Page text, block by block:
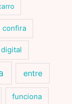
confira
digital
entre
funciona